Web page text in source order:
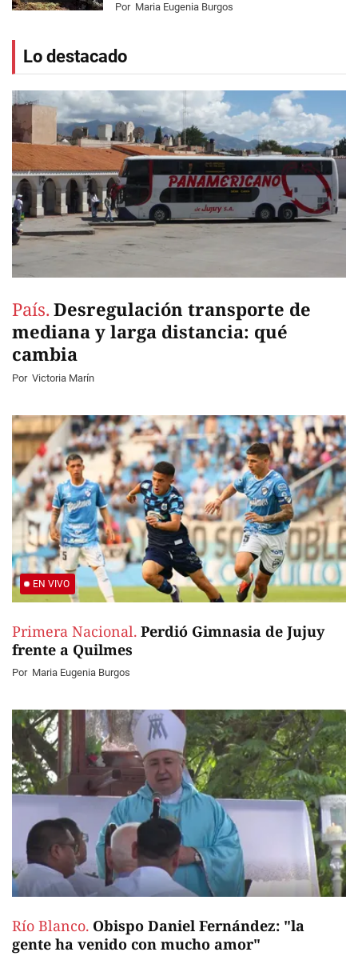
Por Maria Eugenia Burgos
Lo destacado
País. Desregulación transporte de
mediana y larga distancia: qué
cambia
Por Victoria Marín
EN VIVO
Primera Nacional. Perdió Gimnasia de Jujuy
frente a Quilmes
Por Maria Eugenia Burgos
Río Blanco. Obispo Daniel Fernández: "la
gente ha venido con mucho amor"